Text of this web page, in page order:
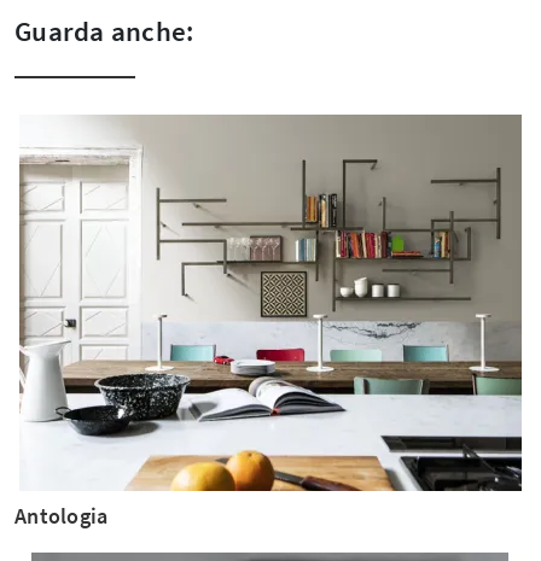
Guarda anche:
Antologia